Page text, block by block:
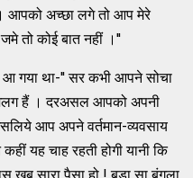
आपको अच्छा लगे तो आप मेरे
तो कोई बात नहीं ।''
गया था-'' सर कभी आपने सोचा
हैं । दरअसल आपको अपनी
आप अपने वर्तमान-व्यवसाय
यह चाह रहती होगी यानी कि